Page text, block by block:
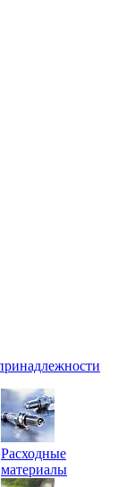
Расходные
материалы